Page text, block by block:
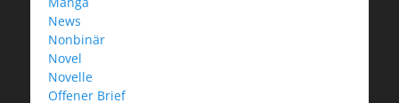
News
Nonbinär
Novel
Novelle
Offener Brief